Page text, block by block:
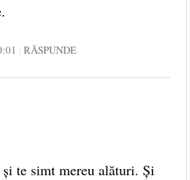
RĂSPUNDE
te simt mereu alături. Și